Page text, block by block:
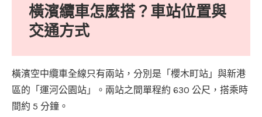
橫濱纜車怎麼搭？車站位置與
交通方式
橫濱空中纜車全線只有兩站，分別是「櫻木町站」與新港
區的「運河公園站」。兩站之間單程約 630 公尺，搭乘時
間約 5 分鐘。